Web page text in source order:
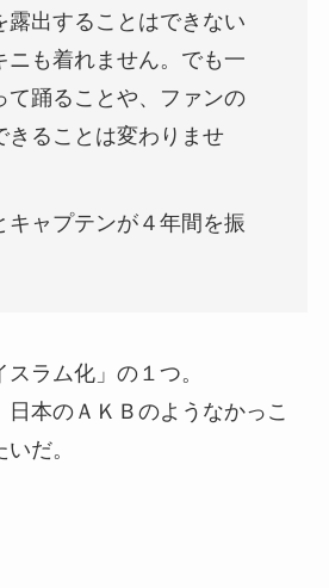
露出することはできない
ニも着れません。でも一
て踊ることや、ファンの
きることは変わりませ
キャプテンが４年間を振
ラム化」の１つ。
日本のＡＫＢのようなかっこ
だ。